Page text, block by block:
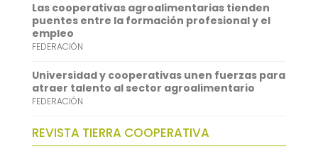
Las cooperativas agroalimentarias tienden
puentes entre la formación profesional y el
empleo
FEDERACIÓN
Universidad y cooperativas unen fuerzas para
atraer talento al sector agroalimentario
FEDERACIÓN
REVISTA TIERRA COOPERATIVA